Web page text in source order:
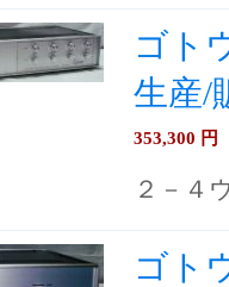
ゴト
生産/
353,300 円
２－４
ゴト